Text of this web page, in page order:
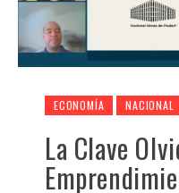
ECONOMÍA NACIONAL
La Clave